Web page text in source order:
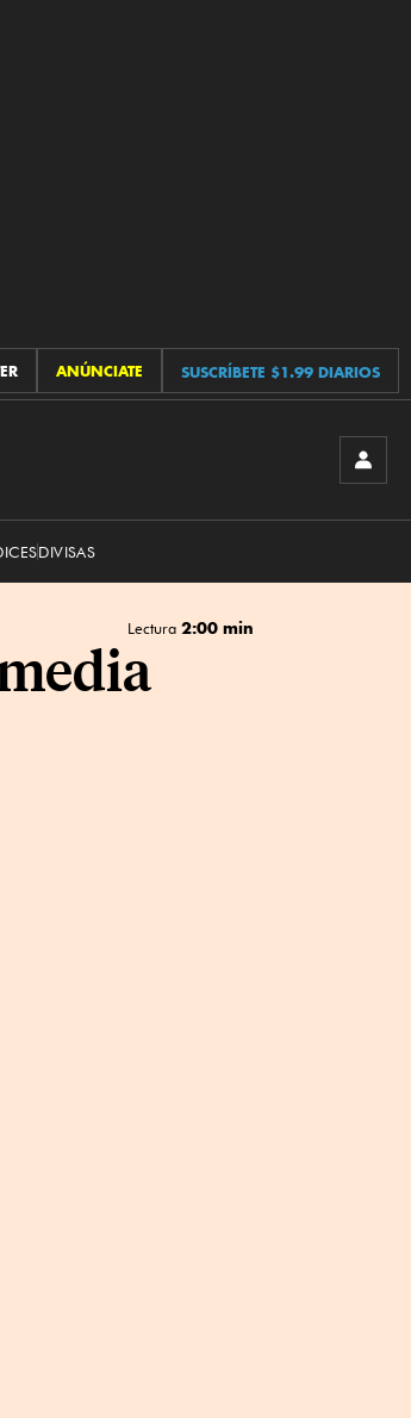
ANÚNCIATE SUSCRÍBETE $1.99 DIARIOS
DIVISAS
Lectura 2:00 min